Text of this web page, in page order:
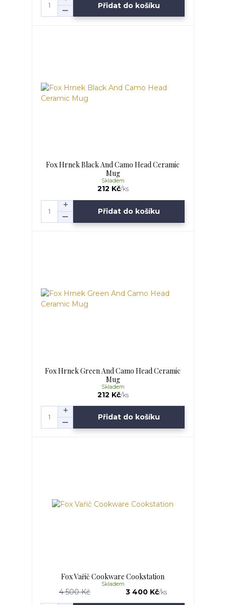
Přidat do košíku
Fox Hrnek Black And Camo Head Ceramic
Mug
212 Kč/ks
Skladem
Přidat do košíku
Fox Hrnek Green And Camo Head Ceramic
Mug
212 Kč/ks
Skladem
Přidat do košíku
Fox Vařič Cookware Cookstation
4 500 Kč 3 400 Kč/ks
Skladem